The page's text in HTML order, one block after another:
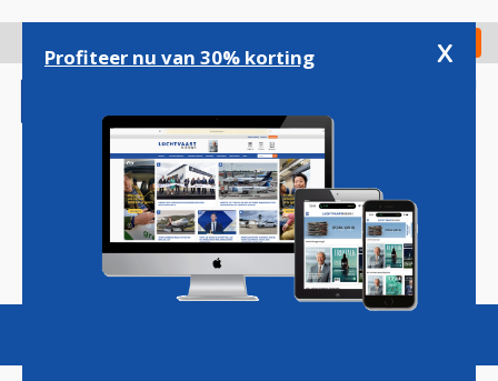
gaan
Check in
Magazine Podcasts Vacatures
Profiteer nu van 30% korting x